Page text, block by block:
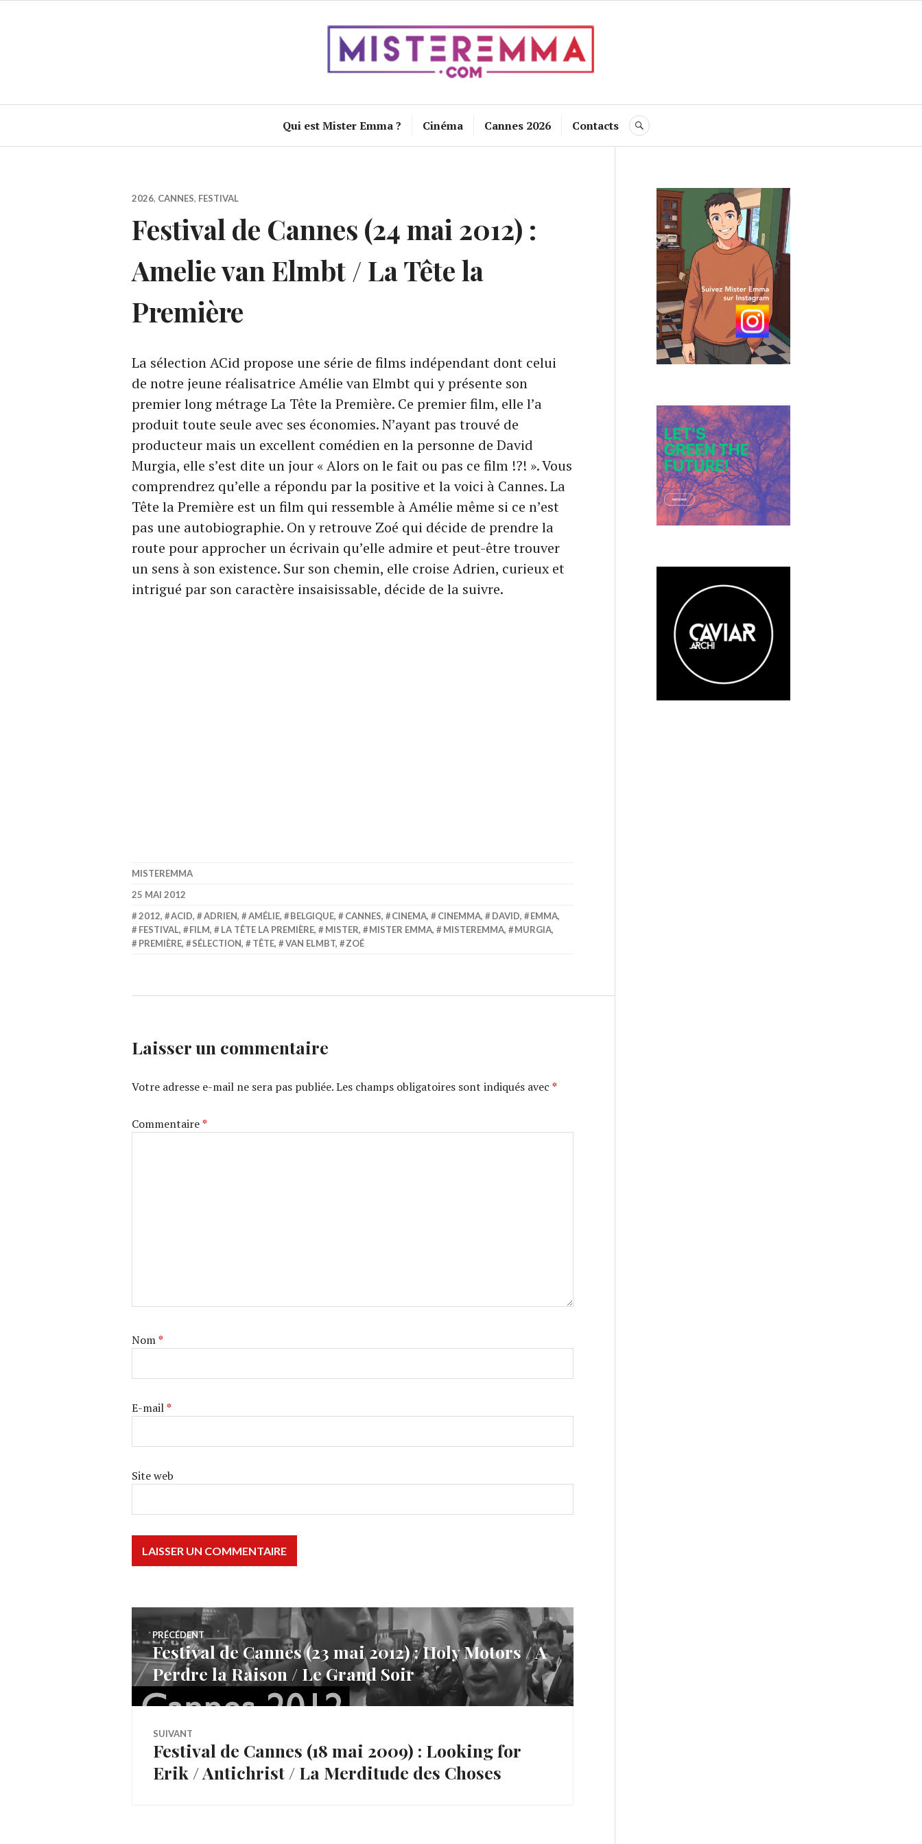
Qui est Mister Emma ? Cinéma Cannes 2026 Contacts RECHERCHE
2026, CANNES, FESTIVAL
Festival de Cannes (24 mai 2012) :
Amelie van Elmbt / La Tête la
Première
La sélection ACid propose une série de films indépendant dont celui
de notre jeune réalisatrice Amélie van Elmbt qui y présente son
premier long métrage La Tête la Première. Ce premier film, elle l’a
produit toute seule avec ses économies. N’ayant pas trouvé de
producteur mais un excellent comédien en la personne de David
Murgia, elle s’est dite un jour « Alors on le fait ou pas ce film !?! ». Vous
comprendrez qu’elle a répondu par la positive et la voici à Cannes. La
Tête la Première est un film qui ressemble à Amélie même si ce n’est
pas une autobiographie. On y retrouve Zoé qui décide de prendre la
route pour approcher un écrivain qu’elle admire et peut-être trouver
un sens à son existence. Sur son chemin, elle croise Adrien, curieux et
intrigué par son caractère insaisissable, décide de la suivre.
MISTEREMMA
25 MAI 2012
2012, ACID, ADRIEN, AMÉLIE, BELGIQUE, CANNES, CINEMA, CINEMMA, DAVID, EMMA,
FESTIVAL, FILM, LA TÊTE LA PREMIÈRE, MISTER, MISTER EMMA, MISTEREMMA, MURGIA,
PREMIÈRE, SÉLECTION, TÊTE, VAN ELMBT, ZOÉ
Laisser un commentaire
Votre adresse e-mail ne sera pas publiée.Les champs obligatoires sont indiqués avec *
Commentaire*
Nom*
E-mail*
Site web
Navigation
de
l’article
PRÉCÉDENT
Article
précédent :
Festival de Cannes (23 mai 2012) : Holy Motors / A
Perdre la Raison / Le Grand Soir
SUIVANT
Article
Suivant:
Festival de Cannes (18 mai 2009) : Looking for
Erik / Antichrist / La Merditude des Choses